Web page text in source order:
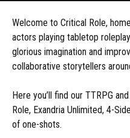
Welcome to Critical Role,
actors playing tabletop
glorious imagination and
collaborative storytellers
Here you’ll find our TTRPG
Role, Exandria Unlimited, 4-
of one-shots.